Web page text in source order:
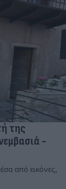
της
-
από εικόνες,